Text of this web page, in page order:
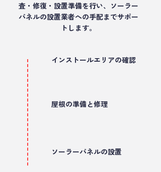
査・修復・設置準備を行い、ソーラー
パネルの設置業者への手配までサポー
トします。
インストールエリアの確認
屋根の準備と修理
ソーラーパネルの設置